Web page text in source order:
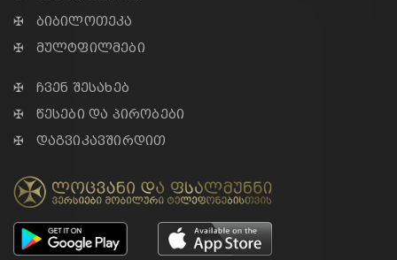
✠ ბიბილოთეკა
✠ მულტფილმები
✠ ჩვენ შესახებ
✠ წესები და პირობები
✠ დაგვიკავშირდით